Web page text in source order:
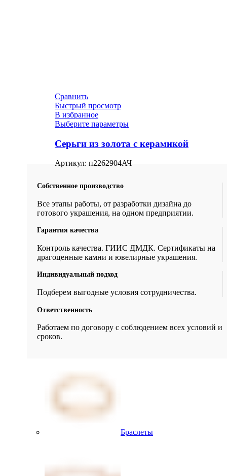
Сравнить
Быстрый просмотр
В избранное
Выберите параметры
Серьги из золота с керамикой
Артикул: п2262904АЧ
Собственное производство
Все этапы работы, от разработки дизайна до
готового украшения, на одном предприятии.
Гарантия качества
Контроль качества. ГИИС ДМДК. Сертификаты на
драгоценные камни и ювелирные украшения.
Индивидуальный подход
Подберем выгодные условия сотрудничества.
Ответственность
Работаем по договору с соблюдением всех условий и
сроков.
Браслеты